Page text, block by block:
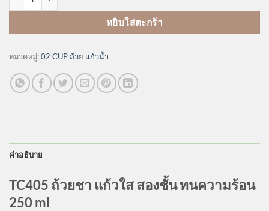
หยิบใส่ตะกร้า
หมวดหมู่:02 CUP ถ้วย แก้วน้ำ
คำอธิบาย
TC405 ถ้วยชา แก้วใส สองชั้น ทนความร้อน
250 ml